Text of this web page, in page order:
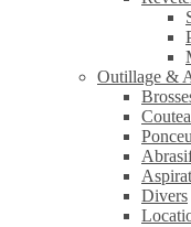
Outillage &
Divers